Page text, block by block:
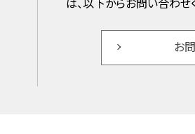
は、以下からお問い合わせ
お